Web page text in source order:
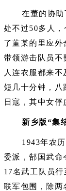
在董的协
处不过50多人
了董某的里应
带领游击队员不
人连衣服都来
短几十分钟，八
日寇，其中女俘
新乡版“集
1943年农
委派，郜国武命
17名武工队员
联军包围，除两